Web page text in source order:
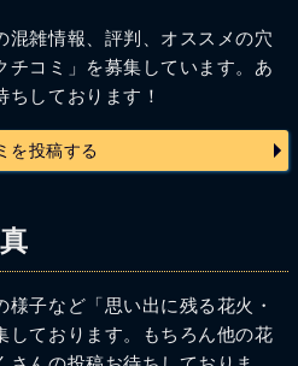
混雑情報、評判、オススメの穴
チコミ」を募集しています。あ
ちしております！
を投稿する
子など「思い出に残る花火・
しております。もちろん他の花